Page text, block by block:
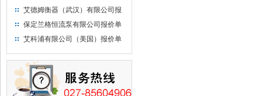
价单
艾德姆衡器（武汉）有限公司报
价单
保定兰格恒流泵有限公司报价单
艾科浦有限公司（美国）报价单